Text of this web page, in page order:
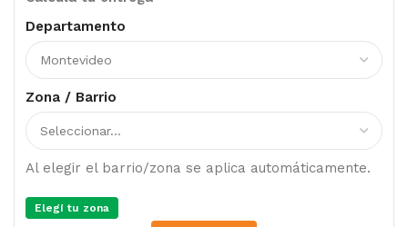
Departamento
Zona / Barrio
Al elegir el barrio/zona se aplica automáticamente.
Elegí tu zona